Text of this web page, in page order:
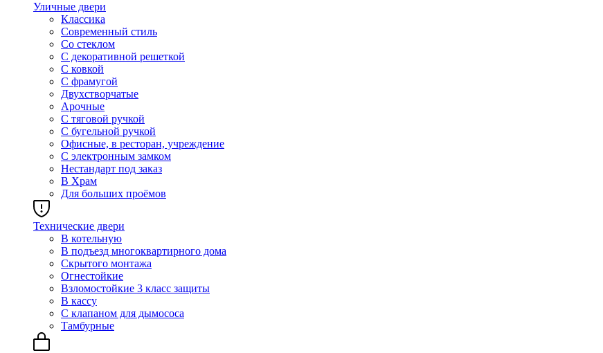
Уличные двери
Классика
Современный стиль
Со стеклом
С декоративной решеткой
С ковкой
С фрамугой
Двухстворчатые
Арочные
С тяговой ручкой
С бугельной ручкой
Офисные, в ресторан, учреждение
С электронным замком
Нестандарт под заказ
В Храм
Для больших проёмов
Технические двери
В котельную
В подъезд многоквартирного дома
Скрытого монтажа
Огнестойкие
Взломостойкие 3 класс защиты
В кассу
С клапаном для дымососа
Тамбурные